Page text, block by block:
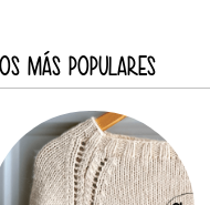
MÁS POPULARES